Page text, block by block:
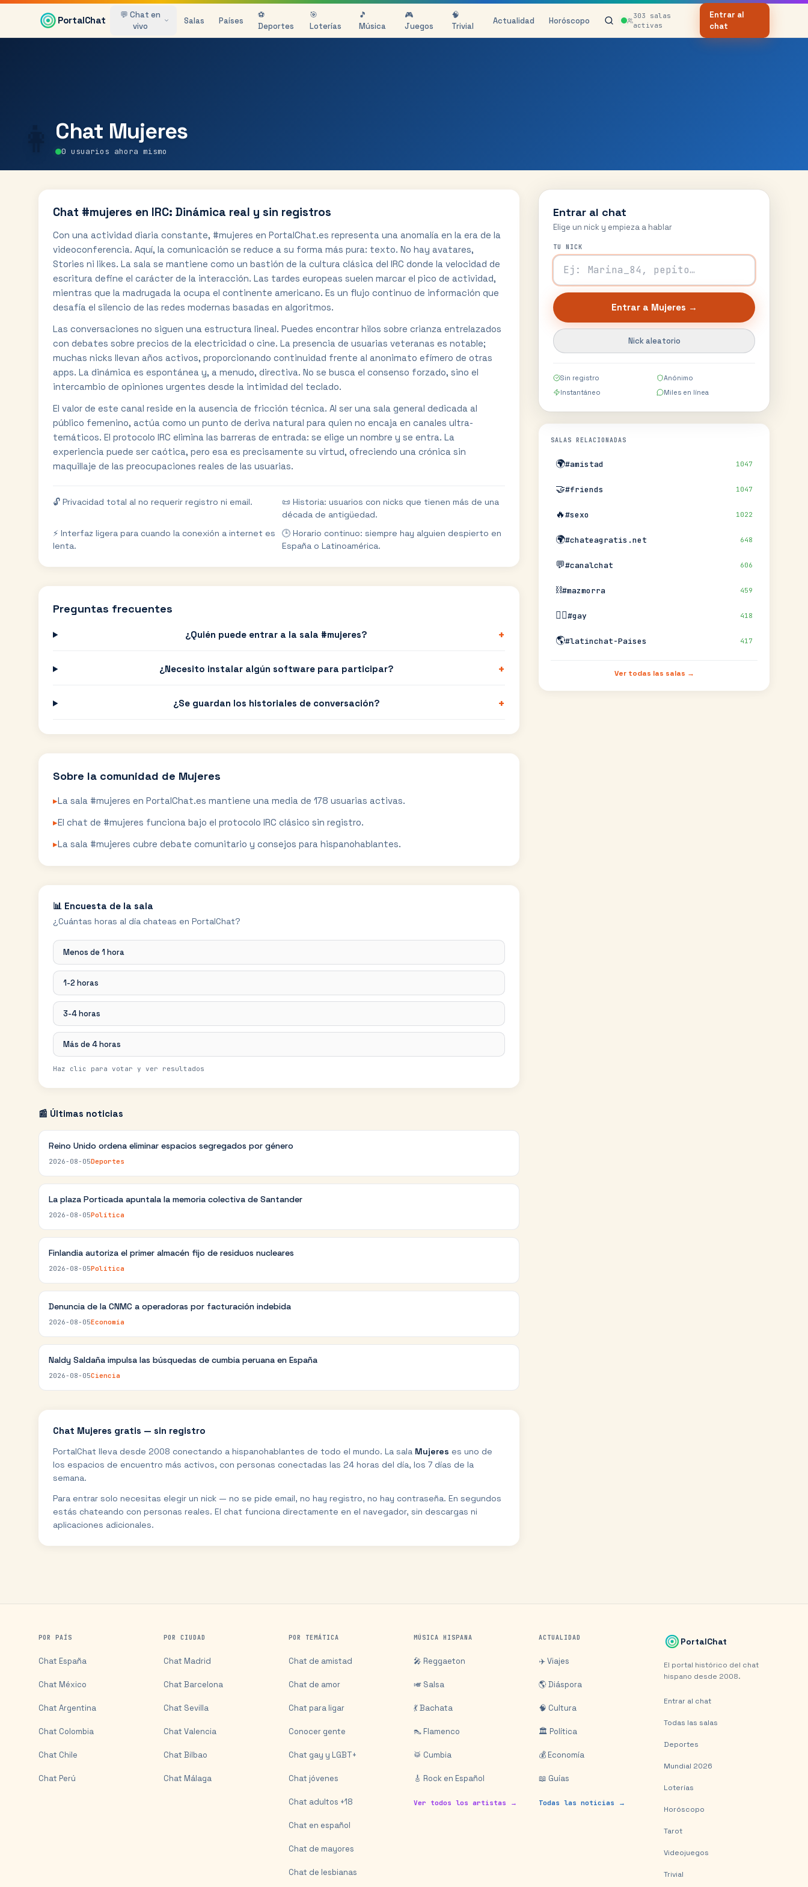
Saltar al contenido principal
PortalChat
💬 Chat en
vivo
Salas Países
⚽
Deportes
🎯
Loterías
🎵
Música
🎮
Juegos
🧠
Trivial
Actualidad Horóscopo 303 salas
activas
Entrar al
chat
Chat Mujeres
0 usuarios ahora mismo
Entrar al chat
Elige un nick y empieza a hablar
TU NICK
Entrar a Mujeres →
Nick aleatorio
Sin registro
Anónimo
Instantáneo
Miles en línea
SALAS RELACIONADAS
🌍#amistad 1047
🤝#friends 1047
🔥#sexo 1022
🌍#chateagratis.net 648
💬#canalchat 606
⛓️#mazmorra 459
🏳️‍🌈#gay 418
🌎#latinchat-Paises 417
Ver todas las salas →
Chat #mujeres en IRC: Dinámica real y sin registros
Con una actividad diaria constante, #mujeres en PortalChat.es representa una anomalía en la era de la
videoconferencia. Aquí, la comunicación se reduce a su forma más pura: texto. No hay avatares,
Stories ni likes. La sala se mantiene como un bastión de la cultura clásica del IRC donde la velocidad de
escritura define el carácter de la interacción. Las tardes europeas suelen marcar el pico de actividad,
mientras que la madrugada la ocupa el continente americano. Es un flujo continuo de información que
desafía el silencio de las redes modernas basadas en algoritmos.
Las conversaciones no siguen una estructura lineal. Puedes encontrar hilos sobre crianza entrelazados
con debates sobre precios de la electricidad o cine. La presencia de usuarias veteranas es notable;
muchas nicks llevan años activos, proporcionando continuidad frente al anonimato efímero de otras
apps. La dinámica es espontánea y, a menudo, directiva. No se busca el consenso forzado, sino el
intercambio de opiniones urgentes desde la intimidad del teclado.
El valor de este canal reside en la ausencia de fricción técnica. Al ser una sala general dedicada al
público femenino, actúa como un punto de deriva natural para quien no encaja en canales ultra-
temáticos. El protocolo IRC elimina las barreras de entrada: se elige un nombre y se entra. La
experiencia puede ser caótica, pero esa es precisamente su virtud, ofreciendo una crónica sin
maquillaje de las preocupaciones reales de las usuarias.
🔓 Privacidad total al no requerir registro ni email.
📜 Historia: usuarios con nicks que tienen más de una
década de antigüedad.
⚡ Interfaz ligera para cuando la conexión a internet es
lenta.
🕒 Horario continuo: siempre hay alguien despierto en
España o Latinoamérica.
Preguntas frecuentes
¿Quién puede entrar a la sala #mujeres? +
¿Necesito instalar algún software para participar? +
¿Se guardan los historiales de conversación? +
Sobre la comunidad de Mujeres
▸La sala #mujeres en PortalChat.es mantiene una media de 178 usuarias activas.
▸El chat de #mujeres funciona bajo el protocolo IRC clásico sin registro.
▸La sala #mujeres cubre debate comunitario y consejos para hispanohablantes.
📊 Encuesta de la sala
¿Cuántas horas al día chateas en PortalChat?
Menos de 1 hora
1-2 horas
3-4 horas
Más de 4 horas
Haz clic para votar y ver resultados
📰 Últimas noticias
Reino Unido ordena eliminar espacios segregados por género
2026-08-05Deportes
La plaza Porticada apuntala la memoria colectiva de Santander
2026-08-05Política
Finlandia autoriza el primer almacén fijo de residuos nucleares
2026-08-05Política
Denuncia de la CNMC a operadoras por facturación indebida
2026-08-05Economía
Naldy Saldaña impulsa las búsquedas de cumbia peruana en España
2026-08-05Ciencia
Chat Mujeres gratis — sin registro
PortalChat lleva desde 2008 conectando a hispanohablantes de todo el mundo. La sala Mujeres es uno de
los espacios de encuentro más activos, con personas conectadas las 24 horas del día, los 7 días de la
semana.
Para entrar solo necesitas elegir un nick — no se pide email, no hay registro, no hay contraseña. En segundos
estás chateando con personas reales. El chat funciona directamente en el navegador, sin descargas ni
aplicaciones adicionales.
POR PAÍS
Chat España
Chat México
Chat Argentina
Chat Colombia
Chat Chile
Chat Perú
POR CIUDAD
Chat Madrid
Chat Barcelona
Chat Sevilla
Chat Valencia
Chat Bilbao
Chat Málaga
POR TEMÁTICA
Chat de amistad
Chat de amor
Chat para ligar
Conocer gente
Chat gay y LGBT+
Chat jóvenes
Chat adultos +18
Chat en español
Chat de mayores
Chat de lesbianas
MÚSICA HISPANA
🎤 Reggaeton
🎺 Salsa
💃 Bachata
👠 Flamenco
🥁 Cumbia
🎸 Rock en Español
Ver todos los artistas →
ACTUALIDAD
✈️ Viajes
🌎 Diáspora
🧠 Cultura
🏛️ Política
💰 Economía
📖 Guías
Todas las noticias →
PortalChat
El portal histórico del chat
hispano desde 2008.
Entrar al chat
Todas las salas
Deportes
Mundial 2026
Loterías
Horóscopo
Tarot
Videojuegos
Trivial